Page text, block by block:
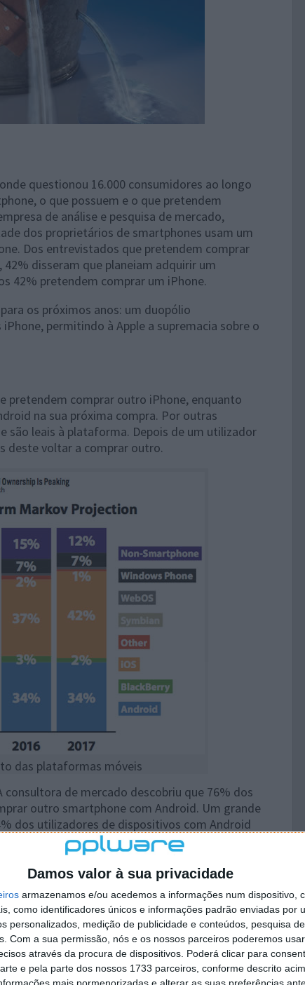
Damos valor à sua privacidade
armazenamos e/ou acedemos a informações num dispositivo,
como identificadores únicos e informações padrão enviadas por
personalizados, medição de publicidade e conteúdos, pesquisa
Com a sua permissão, nós e os nossos parceiros poderemos
através da procura de dispositivos. Poderá clicar para
e pela parte dos nossos 1733 parceiros, conforme descrito
questionou 16.000 consumidores ao longo
o que possuem e o que pretendem
de análise e pesquisa de mercado,
dos proprietários de smartphones usam um
Dos entrevistados que pretendem comprar
disseram que planeiam adquirir um
42% pretendem comprar um iPhone.
os próximos anos: um duopólio
permitindo à Apple a supremacia sobre o
pretendem comprar outro iPhone, enquanto
na sua próxima compra. Por outras
são leais à plataforma. Depois de um utilizador
deste voltar a comprar outro.
das plataformas móveis
consultora de mercado descobriu que 76% dos
outro smartphone com Android. Um grande
dos utilizadores de dispositivos com Android
onde a maioria desses futuros utilizadores
18% pensa mudar para iPhone.
de iPhone disseram que pretendem mudar
E quando aplicada às primeiras compras, aos
dois terços destes pretendem
não é difícil ver que o número de
nos EUA, nos próximos anos, até 2015.